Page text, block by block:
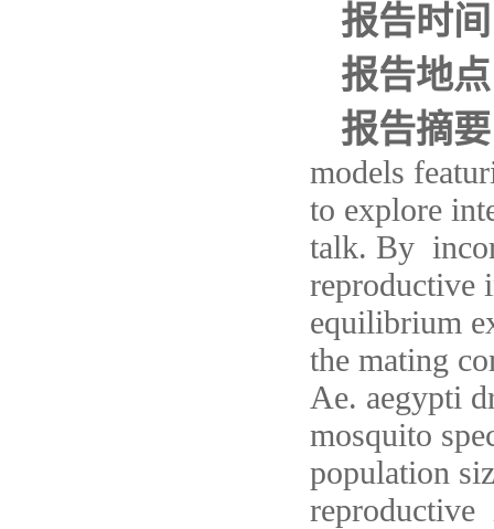
报告时
报告地点
报告摘
models
to explore
talk. By
reproductive
equilibrium
the mating
Ae. aegypti
mosquito
population
reproductive